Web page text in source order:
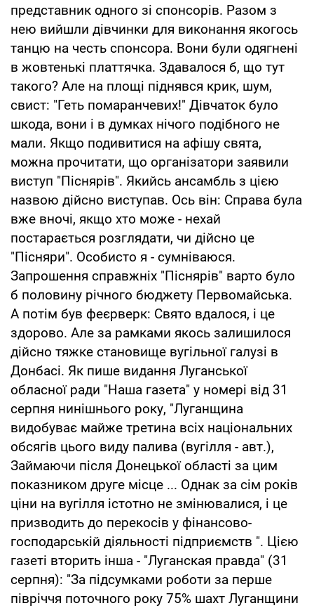
представник одного зі спонсорів. Разом з
нею вийшли дівчинки для виконання якогось
танцю на честь спонсора. Вони були одягнені
в жовтенькі платтячка. Здавалося б, що тут
такого? Але на площі піднявся крик, шум,
свист: "Геть помаранчевих!" Дівчаток було
шкода, вони і в думках нічого подібного не
мали. Якщо подивитися на афішу свята,
можна прочитати, що організатори заявили
виступ "Піснярів". Якийсь ансамбль з цією
назвою дійсно виступав. Ось він: Справа була
вже вночі, якщо хто може - нехай
постарається розглядати, чи дійсно це
"Пісняри". Особисто я - сумніваюся.
Запрошення справжніх "Піснярів" варто було
б половину річного бюджету Первомайська.
А потім був феєрверк: Свято вдалося, і це
здорово. Але за рамками якось залишилося
дійсно тяжке становище вугільної галузі в
Донбасі. Як пише видання Луганської
обласної ради "Наша газета" у номері від 31
серпня нинішнього року, "Луганщина
видобуває майже третина всіх національних
обсягів цього виду палива (вугілля - авт.),
Займаючи після Донецької області за цим
показником друге місце ... Однак за сім років
ціни на вугілля істотно не змінювалися, і це
призводить до перекосів у фінансово-
господарській діяльності підприємств ". Цією
газеті вторить інша - "Луганская правда" (31
серпня): "За підсумками роботи за перше
півріччя поточного року 75% шахт Луганщини